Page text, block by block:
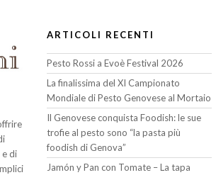
e di
ARTICOLI RECENTI
Pesto Rossi a Evoè Festival 2026
La finalissima del XI Campionato
Mondiale di Pesto Genovese al Mortaio
Il Genovese conquista Foodish: le sue
trofie al pesto sono “la pasta più
foodish di Genova”
Jamón y Pan con Tomate – La tapa